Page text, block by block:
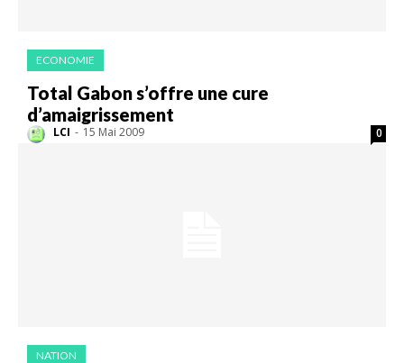
ECONOMIE
Total Gabon s’offre une cure
d’amaigrissement
LCI - 15 Mai 2009 0
NATION